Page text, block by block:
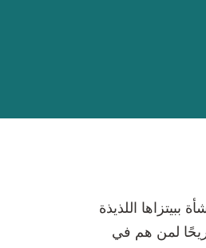
ببيتزاها اللذيذة
لمن هم في